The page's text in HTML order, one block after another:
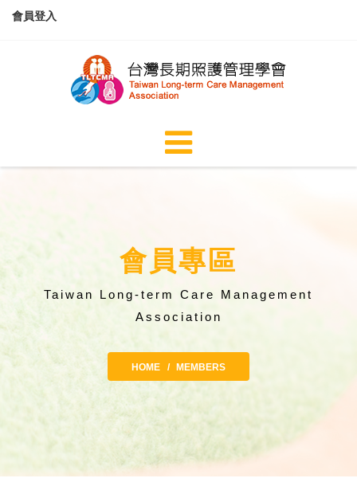
會員登入
會員專區
Taiwan Long-term Care Management
Association
HOME MEMBERS